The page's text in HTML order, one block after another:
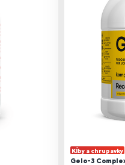
Kĺby a chrupavky
Gelo-3